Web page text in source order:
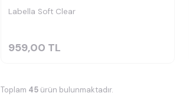
Labella Soft Clear
959,00 TL
Toplam 45ürün bulunmaktadır.